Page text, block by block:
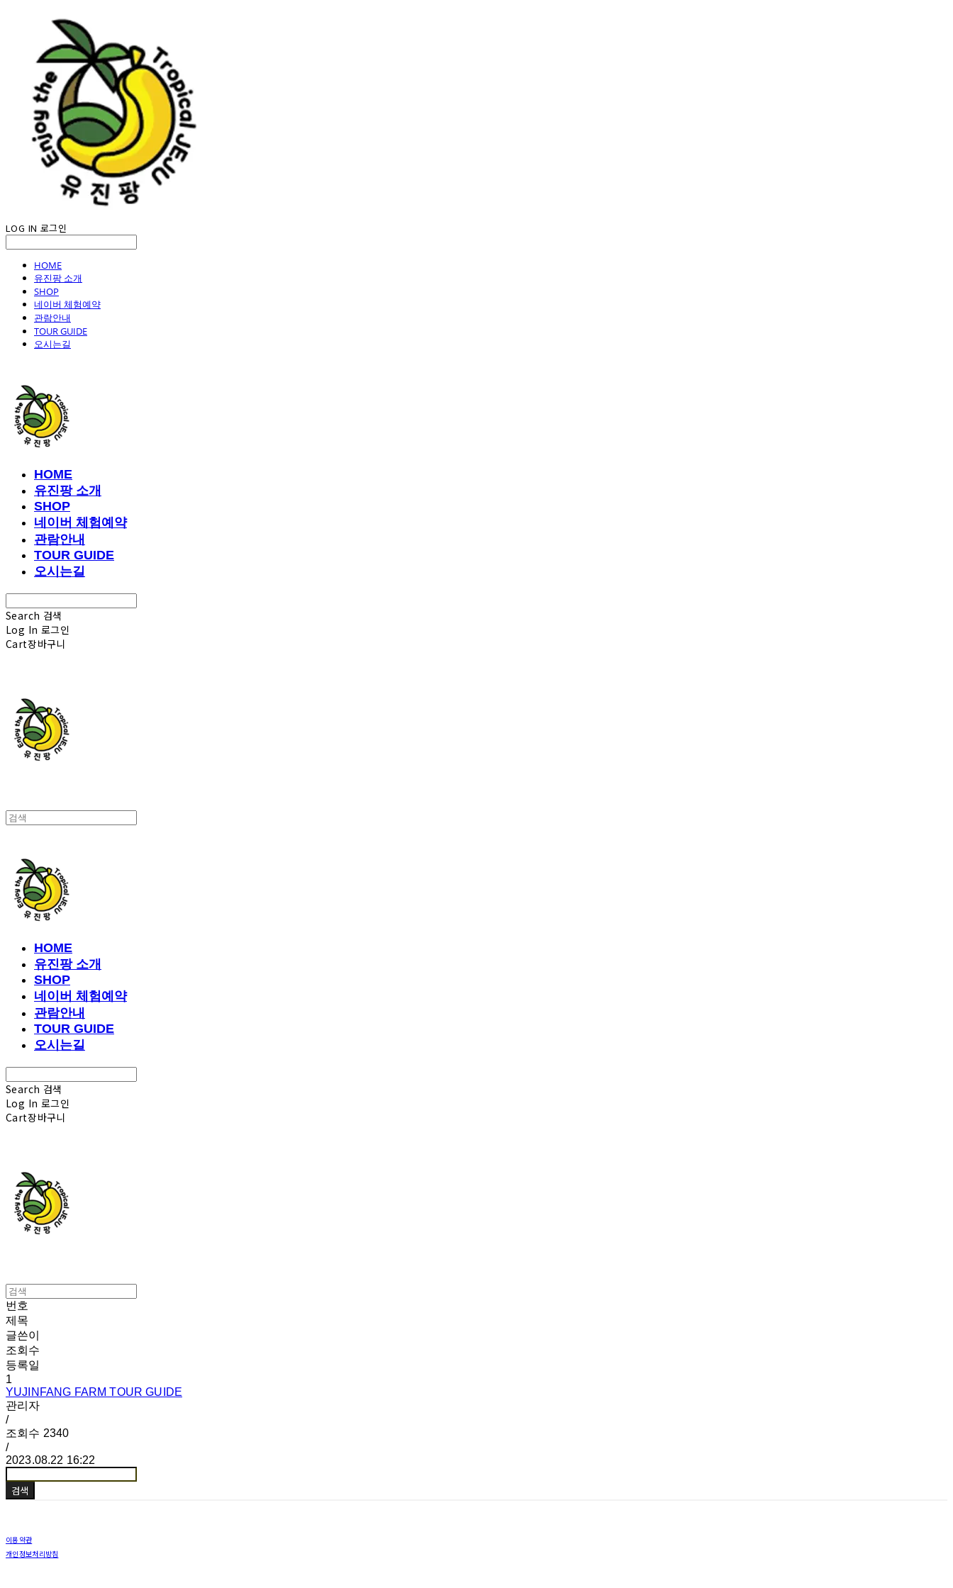
LOG IN 로그인
HOME
유진팡 소개
SHOP
네이버 체험예약
관람안내
TOUR GUIDE
오시는길
HOME
유진팡 소개
SHOP
네이버 체험예약
관람안내
TOUR GUIDE
오시는길
Search 검색
Log In 로그인
Cart장바구니
HOME
유진팡 소개
SHOP
네이버 체험예약
관람안내
TOUR GUIDE
오시는길
Search 검색
Log In 로그인
Cart장바구니
번호
제목
글쓴이
조회수
등록일
1
YUJINFANG FARM TOUR GUIDE
관리자
/
조회수 2340
/
2023.08.22 16:22
검색
이용약관
개인정보처리방침